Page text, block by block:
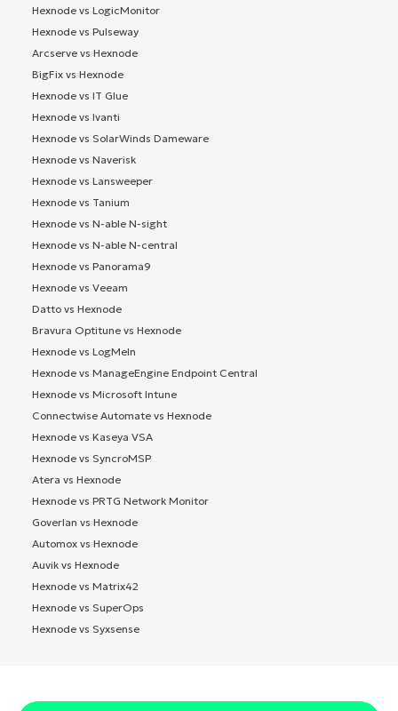
Hexnode vs LogicMonitor
Hexnode vs Pulseway
Arcserve vs Hexnode
BigFix vs Hexnode
Hexnode vs IT Glue
Hexnode vs Ivanti
Hexnode vs SolarWinds Dameware
Hexnode vs Naverisk
Hexnode vs Lansweeper
Hexnode vs Tanium
Hexnode vs N-able N-sight
Hexnode vs N-able N-central
Hexnode vs Panorama9
Hexnode vs Veeam
Datto vs Hexnode
Bravura Optitune vs Hexnode
Hexnode vs LogMeIn
Hexnode vs ManageEngine Endpoint Central
Hexnode vs Microsoft Intune
Connectwise Automate vs Hexnode
Hexnode vs Kaseya VSA
Hexnode vs SyncroMSP
Atera vs Hexnode
Hexnode vs PRTG Network Monitor
Goverlan vs Hexnode
Automox vs Hexnode
Auvik vs Hexnode
Hexnode vs Matrix42
Hexnode vs SuperOps
Hexnode vs Syxsense